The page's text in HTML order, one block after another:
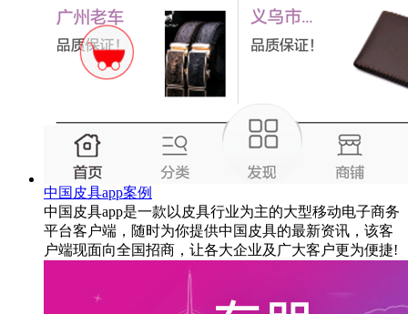
中国皮具app案例
中国皮具app是一款以皮具行业为主的大型移动电子商务
平台客户端，随时为你提供中国皮具的最新资讯，该客
户端现面向全国招商，让各大企业及广大客户更为便捷!